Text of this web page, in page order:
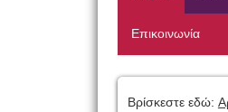
Επικοινωνία
Βρίσκεστε εδώ: